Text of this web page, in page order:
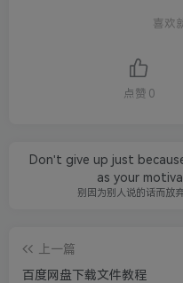
喜欢
点赞 0
Don't give up just
as your
别因为别人说的话而放
上一篇
百度网盘下载文件教程